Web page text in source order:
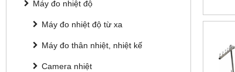
Máy đo nhiệt độ
Máy đo nhiệt độ từ xa
Máy đo thân nhiệt, nhiệt kế
Camera nhiệt